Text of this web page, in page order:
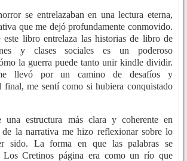
se entrelazaban en una lectura eterna,
que me dejó profundamente conmovido.
libro entrelaza las historias de libro de
y clases sociales es un poderoso
la guerra puede tanto unir kindle dividir.
llevó por un camino de desafíos y
final, me sentí como si hubiera conquistado
una estructura más clara y coherente en
de la narrativa me hizo reflexionar sobre lo
sido. La forma en que las palabras se
Los Cretinos página era como un río que